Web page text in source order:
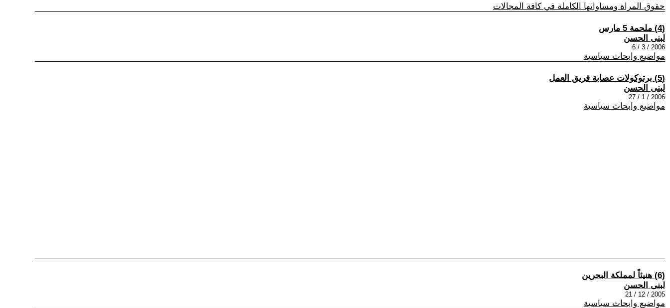
حقوق المراة ومساواتها الكاملة في كافة المجالات
(4) ملحمة 5 مارس
لبنى الحسن
2006 / 3 / 6
مواضيع وابحاث سياسية
(5) برتوكولات عصابة فريق العمل
لبنى الحسن
2006 / 1 / 27
مواضيع وابحاث سياسية
(6) هنيئاً‮ ‬لمملكة البحرين
لبنى الحسن
2005 / 12 / 21
مواضيع وابحاث سياسية